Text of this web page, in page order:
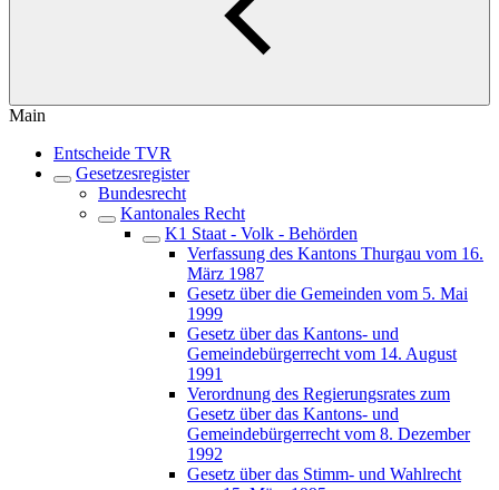
Main
Entscheide TVR
Gesetzesregister
Bundesrecht
Kantonales Recht
K1 Staat - Volk - Behörden
Verfassung des Kantons Thurgau vom 16.
März 1987
Gesetz über die Gemeinden vom 5. Mai
1999
Gesetz über das Kantons- und
Gemeindebürgerrecht vom 14. August
1991
Verordnung des Regierungsrates zum
Gesetz über das Kantons- und
Gemeindebürgerrecht vom 8. Dezember
1992
Gesetz über das Stimm- und Wahlrecht